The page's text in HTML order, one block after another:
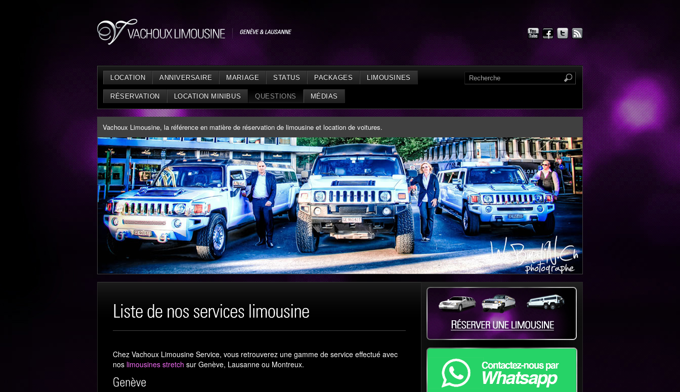
LOCATION ANNIVERSAIRE MARIAGE STATUS PACKAGES LIMOUSINES
RÉSERVATION LOCATION MINIBUS QUESTIONS MÉDIAS
Vachoux Limousine, la référence en matière de réservation de limousine et location de voitures.
Chez Vachoux Limousine Service, vous retrouverez une gamme de service effectué avec
nos limousines stretch sur Genève, Lausanne ou Montreux.